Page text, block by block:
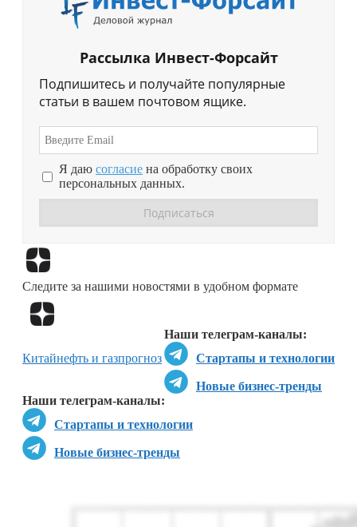
Рассылка Инвест-Форсайт
Подпишитесь и получайте популярные
статьи в вашем почтовом ящике.
Я даю согласие на обработку своих
персональных данных.
Следите за нашими новостями в удобном формате
Наши телеграм-каналы:
Стартапы и технологии
Новые бизнес-тренды
Наши телеграм-каналы:
Стартапы и технологии
Новые бизнес-тренды
Китайнефть и газпрогноз